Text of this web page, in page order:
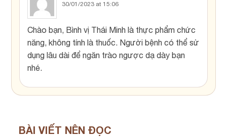
30/01/2023 at 15:06
Chào bạn, Bình vị Thái Minh là thực phẩm chức
năng, không tính là thuốc. Người bệnh có thể sử
dụng lâu dài để ngăn trào ngược dạ dày bạn
nhé.
BÀI VIẾT NÊN ĐỌC